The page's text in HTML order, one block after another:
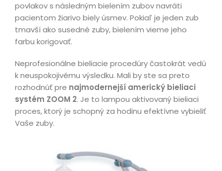
povlakov s následným bielením zubov navráti
pacientom žiarivo biely úsmev. Pokiaľ je jeden zub
tmavší ako susedné zuby, bielením vieme jeho
farbu korigovať.
Neprofesionálne bieliacie procedúry častokrát vedú
k neuspokojivému výsledku. Mali by ste sa preto
rozhodnúť pre najmodernejší americký bieliaci
systém ZOOM 2. Je to lampou aktivovaný bieliaci
proces, ktorý je schopný za hodinu efektívne vybieliť
Vaše zuby.